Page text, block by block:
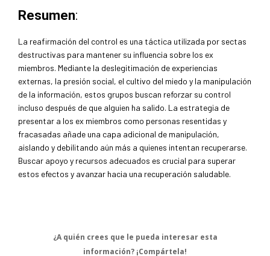
Resumen:
La reafirmación del control es una táctica utilizada por sectas
destructivas para mantener su influencia sobre los ex
miembros. Mediante la deslegitimación de experiencias
externas, la presión social, el cultivo del miedo y la manipulación
de la información, estos grupos buscan reforzar su control
incluso después de que alguien ha salido. La estrategia de
presentar a los ex miembros como personas resentidas y
fracasadas añade una capa adicional de manipulación,
aislando y debilitando aún más a quienes intentan recuperarse.
Buscar apoyo y recursos adecuados es crucial para superar
estos efectos y avanzar hacia una recuperación saludable.
¿A quién crees que le pueda interesar esta
información? ¡Compártela!